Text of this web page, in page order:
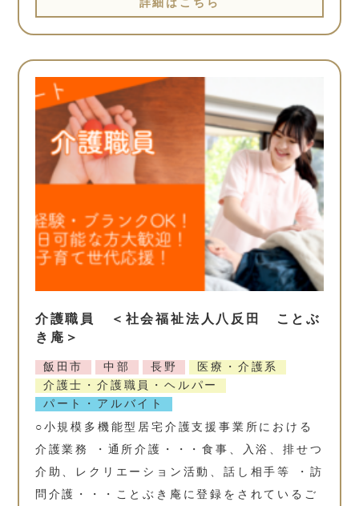
詳細はこちら
介護職員 ＜社会福祉法人八反田 ことぶ
き庵＞
飯田市 中部 長野
医療・介護系
介護士・介護職員・ヘルパー
パート・アルバイト
○小規模多機能型居宅介護支援事業所における
介護業務 ・通所介護・・・食事、入浴、排せつ
介助、レクリエーション活動、話し相手等 ・訪
問介護・・・ことぶき庵に登録をされているご